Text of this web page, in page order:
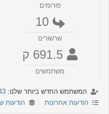
פורומים
10
שרשורים
691.5 ק
משתמשים
המשתמש החדש ביותר שלנו:
הודעות אחרונות
הודעות